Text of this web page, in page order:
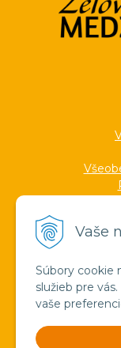
Vaše
Súbory cookie
služieb pre
vaše